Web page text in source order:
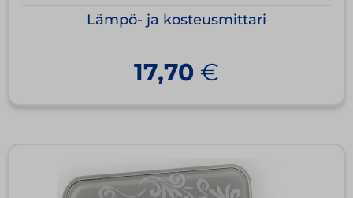
Lämpö- ja kosteusmittari
17,70 €